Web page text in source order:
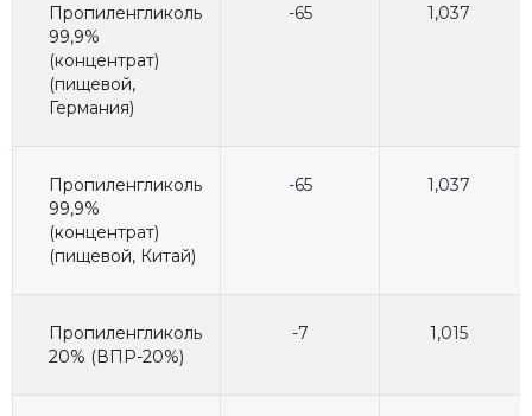
Пропиленгликоль
99,9%
(концентрат)
(пищевой,
Германия)
-65 1,037
Пропиленгликоль
99,9%
(концентрат)
(пищевой, Китай)
-65 1,037
Пропиленгликоль
20% (ВПР-20%)
-7 1,015